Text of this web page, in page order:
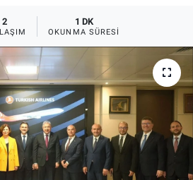
2 1 DK
OKUNMA SÜRESI